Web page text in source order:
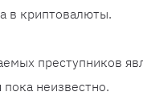
в криптовалюты.
преступников
неизвестно.